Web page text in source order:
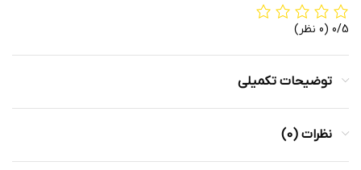
0/5 (0 نظر)
توضیحات تکمیلی
نظرات (0)